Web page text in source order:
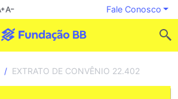
Fale Conosco
EXTRATO DE CONVÊNIO 22.402